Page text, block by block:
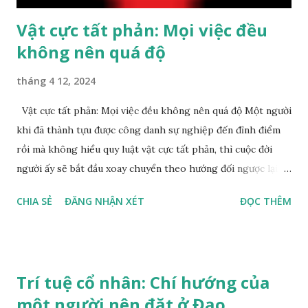
Vật cực tất phản: Mọi việc đều
không nên quá độ
tháng 4 12, 2024
Vật cực tất phản: Mọi việc đều không nên quá độ Một người
khi đã thành tựu được công danh sự nghiệp đến đỉnh điểm
rồi mà không hiểu quy luật vật cực tất phản, thì cuộc đời
người ấy sẽ bắt đầu xoay chuyển theo hướng đối ngược lại.
sẽ gặp phải những phiền toái không đáng có. 1. Phàm mọi
tâm lý của một người mà đạt đến cùng cực, hơn nữa còn bảo
trì trong một thời gian lâu dài, thì kết quả chính là phát
CHIA SẺ ĐĂNG NHẬN XÉT ĐỌC THÊM
Trí tuệ cổ nhân: Chí hướng của